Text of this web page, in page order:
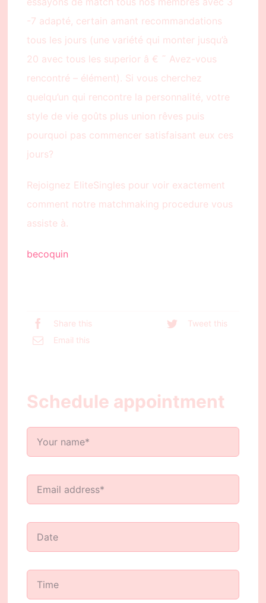
-7 adapté, certain amant recommandations
tous les jours (une variété qui monter jusqu’à
20 avec tous les superior â € ˜ Avez-vous
rencontré – élément). Si vous cherchez
quelqu’un qui rencontre la personnalité, votre
style de vie goûts plus union rêves puis
pourquoi pas commencer satisfaisant eux ces
jours?
Rejoignez EliteSingles pour voir exactement
comment notre matchmaking procedure vous
assiste à.
becoquin
Share this
Tweet this
Email this
Schedule appointment